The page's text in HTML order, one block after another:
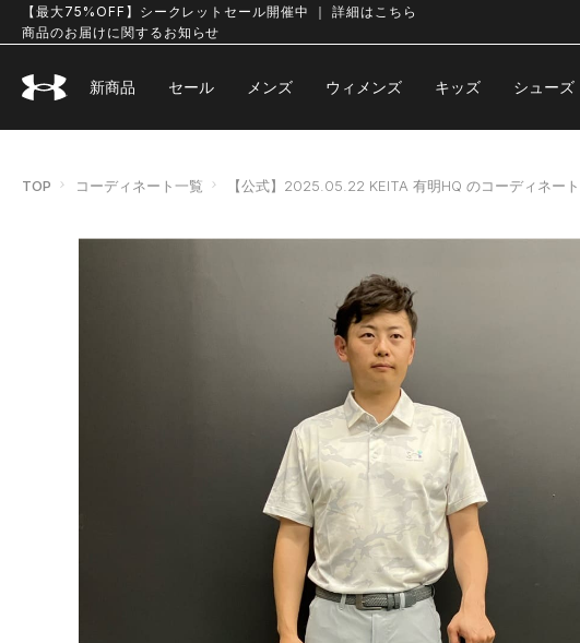
【最大75%OFF】シークレットセール開催中 ｜ 詳細はこちら
商品のお届けに関するお知らせ
新商品 セール メンズ ウィメンズ キッズ シューズ
TOP コーディネート一覧 【公式】2025.05.22 KEITA 有明HQ のコーディネート